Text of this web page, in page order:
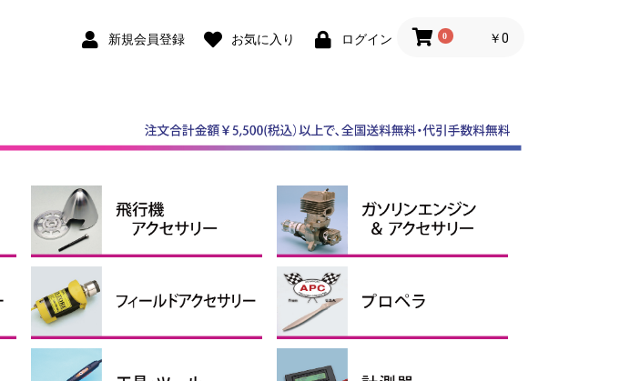
新規会員登録 お気に入り ログイン 0 ￥0
スピンナー スケールスピンナー
ABスピンナー
その他スピンナー
電動用アルミスピンナー
エンジン関連用品
引込脚
固定脚＆尾輪
ホイルパンツ
ホイルストッパー
タイヤ
燃料タンク
エンジンマウント
給油関係小物
その他 ガソリンエンジン
マフラー
ガソリンアクセサリー、オイ
ル
サーボギア・サーボホーン
サーボアクセサリー
コネクター（サーボ関連）
延長コード
プラグヒート用品
スターター
燃料ポンプ APCプロペラ
その他プロペラ